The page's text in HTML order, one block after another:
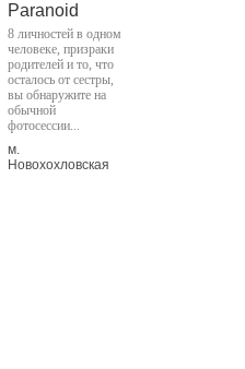
Paranoid
8 личностей в одном
человеке, призраки
родителей и то, что
осталось от сестры,
вы обнаружите на
обычной
фотосессии...
м.
Новохохловская